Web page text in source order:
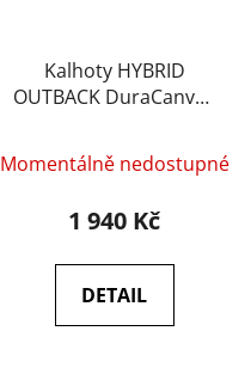
Kalhoty HYBRID
OUTBACK DuraCanvas
HELIKON
Momentálně nedostupné
1 940 Kč
DETAIL